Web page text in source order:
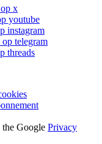
x
youtube
instagram
telegram
threads
Google Privacy